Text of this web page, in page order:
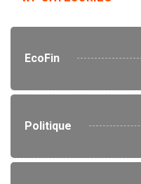
EcoFin
Politique